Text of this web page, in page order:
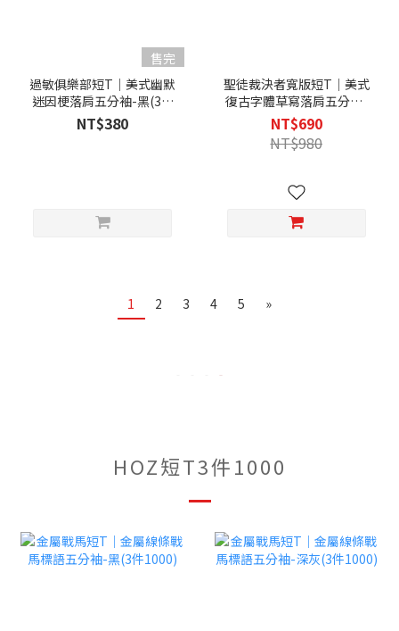
售完
過敏俱樂部短T｜美式幽默
迷因梗落肩五分袖-黑(3件
1000)
NT$380
聖徒裁決者寬版短T｜美式
復古字體草寫落肩五分袖-
黑(3件1800)
NT$690
NT$980
1 2 3 4 5 »
HOZ短T3件1000